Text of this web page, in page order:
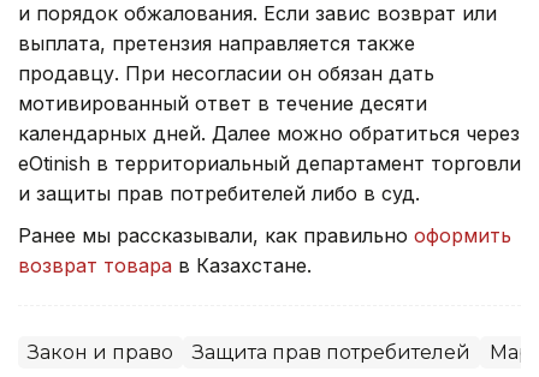
и порядок обжалования. Если завис возврат или
выплата, претензия направляется также
продавцу. При несогласии он обязан дать
мотивированный ответ в течение десяти
календарных дней. Далее можно обратиться через
eOtinish в территориальный департамент торговли
и защиты прав потребителей либо в суд.
Ранее мы рассказывали, как правильно оформить
возврат товара в Казахстане.
Закон и право Защита прав потребителей